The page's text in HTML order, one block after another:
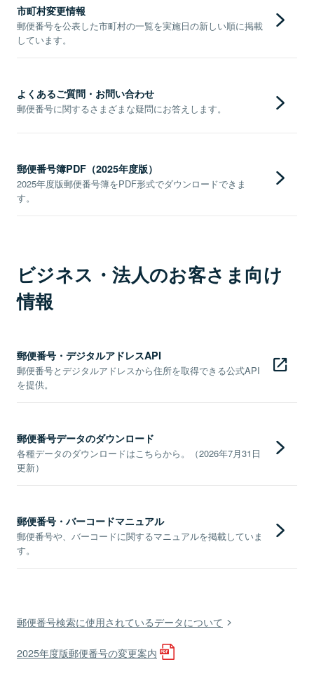
市町村変更情報
郵便番号を公表した市町村の一覧を実施日の新しい順に掲載
しています。
よくあるご質問・お問い合わせ
郵便番号に関するさまざまな疑問にお答えします。
郵便番号簿PDF（2025年度版）
2025年度版郵便番号簿をPDF形式でダウンロードできま
す。
ビジネス・法人のお客さま向け
情報
郵便番号・デジタルアドレスAPI
郵便番号とデジタルアドレスから住所を取得できる公式API
を提供。
郵便番号データのダウンロード
各種データのダウンロードはこちらから。（2026年7月31日
更新）
郵便番号・バーコードマニュアル
郵便番号や、バーコードに関するマニュアルを掲載していま
す。
郵便番号検索に使用されているデータについて
2025年度版郵便番号の変更案内